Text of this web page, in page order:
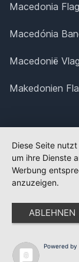
Macedonia
Macedónia
Macedonië Vlag
Makedonien
Diese Seite
um ihre Dienste
Werbung
anzuzeigen.
ABLEHNEN
Powered by